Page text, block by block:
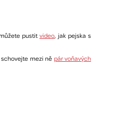
pustit video, jak pejska s
mezi ně pár voňavých